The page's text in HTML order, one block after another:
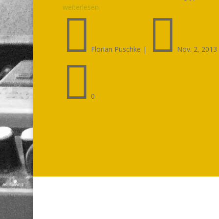
weiterlesen
 Florian Puschke |  Nov. 2, 2013
 0